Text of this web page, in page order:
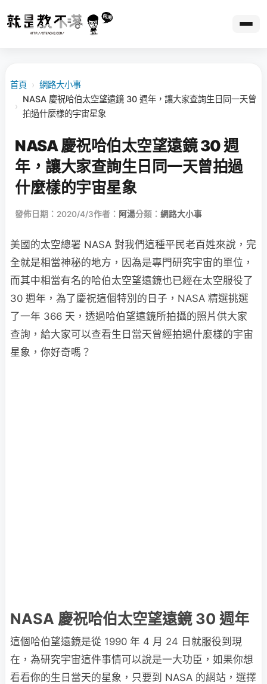
首頁 › 網路大小事
›
NASA 慶祝哈伯太空望遠鏡 30 週年，讓大家查詢生日同一天曾
拍過什麼樣的宇宙星象
NASA 慶祝哈伯太空望遠鏡 30 週
年，讓大家查詢生日同一天曾拍過
什麼樣的宇宙星象
發佈日期：2020/4/3作者： 阿湯分類： 網路大小事
美國的太空總署 NASA 對我們這種平民老百姓來說，完
全就是相當神秘的地方，因為是專門研究宇宙的單位，
而其中相當有名的哈伯太空望遠鏡也已經在太空服役了
30 週年，為了慶祝這個特別的日子，NASA 精選挑選
了一年 366 天，透過哈伯望遠鏡所拍攝的照片供大家
查詢，給大家可以查看生日當天曾經拍過什麼樣的宇宙
星象，你好奇嗎？
NASA 慶祝哈伯太空望遠鏡 30 週年
這個哈伯望遠鏡是從 1990 年 4 月 24 日就服役到現
在，為研究宇宙這件事情可以說是一大功臣，如果你想
看看你的生日當天的星象，只要到 NASA 的網站，選擇